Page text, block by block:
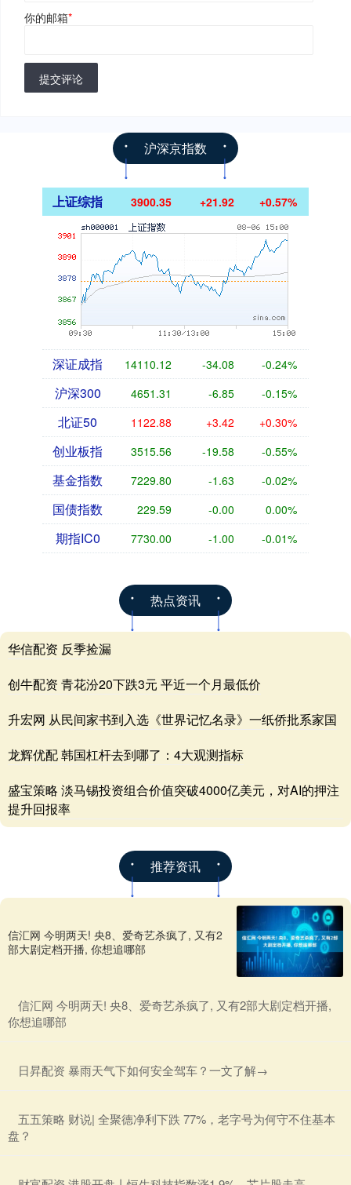
你的邮箱*
提交评论
沪深京指数
上证综指 3900.35 +21.92 +0.57%
深证成指 14110.12 -34.08 -0.24%
沪深300 4651.31 -6.85 -0.15%
北证50 1122.88 +3.42 +0.30%
创业板指 3515.56 -19.58 -0.55%
基金指数 7229.80 -1.63 -0.02%
国债指数 229.59 -0.00 0.00%
期指IC0 7730.00 -1.00 -0.01%
热点资讯
华信配资 反季捡漏
创牛配资 青花汾20下跌3元 平近一个月最低价
升宏网 从民间家书到入选《世界记忆名录》一纸侨批系家国
龙辉优配 韩国杠杆去到哪了：4大观测指标
盛宝策略 淡马锡投资组合价值突破4000亿美元，对AI的押注
提升回报率
推荐资讯
信汇网 今明两天! 央8、爱奇艺杀疯了, 又有2
部大剧定档开播, 你想追哪部
​信汇网 今明两天! 央8、爱奇艺杀疯了, 又有2部大剧定档开播,
你想追哪部
​日昇配资 暴雨天气下如何安全驾车？一文了解→
​五五策略 财说| 全聚德净利下跌 77%，老字号为何守不住基本
盘？